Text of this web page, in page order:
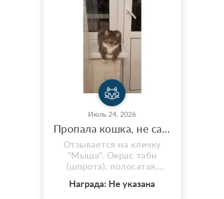
Июль 24, 2026
Пропала кошка, не самовыгул!!!
Отзывается на кличку
"Мыша". Окрас таби
(шпрота), полосатая,
груди, пузе и лапах, на
Награда: Не указана